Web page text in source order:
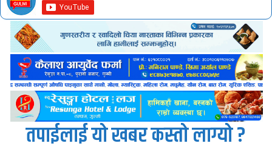
तपाईलाई यो खबर कस्तो लाग्यो ?